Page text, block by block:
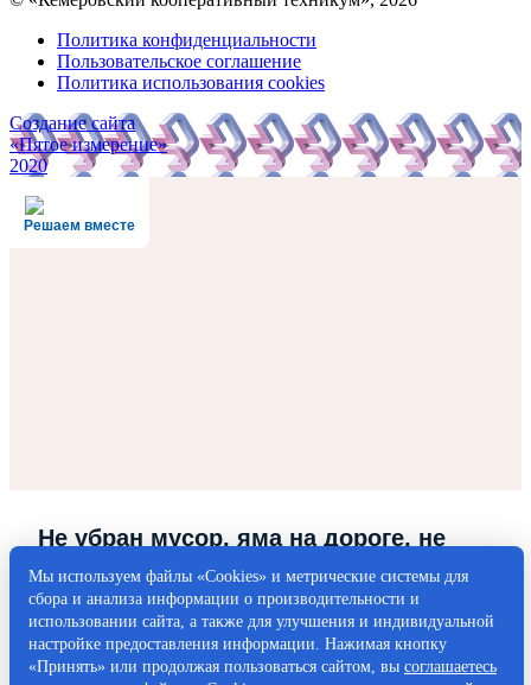
Политика конфиденциальности
Пользовательское соглашение
Политика использования cookies
Создание сайта
«Пятое измерение»
2020
Решаем вместе
Не убран мусор, яма на дороге, не
горит фонарь?
Столкнулись с проблемой — сообщите о ней!
Мы используем файлы «Cookies» и метрические системы для
сбора и анализа информации о производительности и
использовании сайта, а также для улучшения и индивидуальной
настройке предоставления информации. Нажимая кнопку
«Принять» или продолжая пользоваться сайтом, вы соглашаетесь